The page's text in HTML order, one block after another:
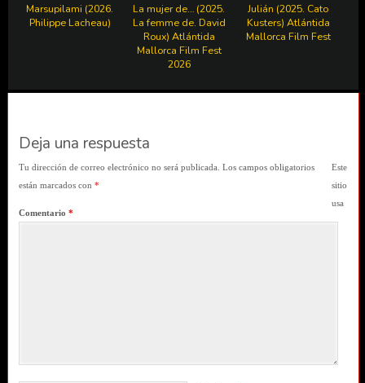
Marsupilami (2026.
Philippe Lacheau)
La mujer de… (2025.
La femme de. David
Roux) Atlántida
Mallorca Film Fest
2026
Julián (2025. Cato
Kusters) Atlántida
Mallorca Film Fest
Deja una respuesta
Tu dirección de correo electrónico no será publicada. Los campos obligatorios
están marcados con *
Comentario *
Este
sitio
usa